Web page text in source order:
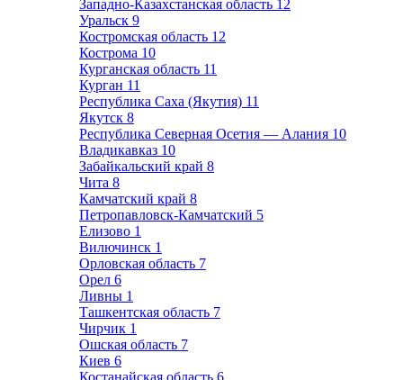
Западно-Казахстанская область 12
Уральск 9
Костромская область 12
Кострома 10
Курганская область 11
Курган 11
Республика Саха (Якутия) 11
Якутск 8
Республика Северная Осетия — Алания 10
Владикавказ 10
Забайкальский край 8
Чита 8
Камчатский край 8
Петропавловск-Камчатский 5
Елизово 1
Вилючинск 1
Орловская область 7
Орел 6
Ливны 1
Ташкентская область 7
Чирчик 1
Ошская область 7
Киев 6
Костанайская область 6